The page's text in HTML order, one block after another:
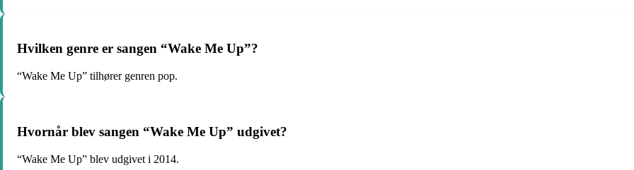
Hvilken genre er sangen “Wake Me Up”?
“Wake Me Up” tilhører genren pop.
Hvornår blev sangen “Wake Me Up” udgivet?
“Wake Me Up” blev udgivet i 2014.